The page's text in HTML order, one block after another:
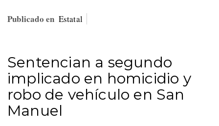
Publicado en Estatal
Sentencian a segundo
implicado en homicidio y
robo de vehículo en San
Manuel